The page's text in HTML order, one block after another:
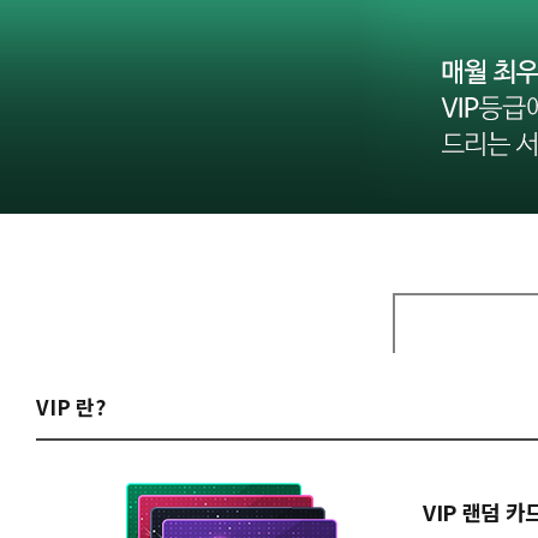
VIP 란?
VIP 랜덤 카